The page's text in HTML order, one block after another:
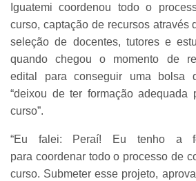
Iguatemi coordenou todo o
curso, captação de recursos através
seleção de docentes, tutores e
quando chegou o momento de
edital para conseguir uma bolsa
“deixou de ter formação adequada
curso”.
“Eu falei: Peraí! Eu tenho a
para coordenar todo o processo de
curso. Submeter esse projeto,